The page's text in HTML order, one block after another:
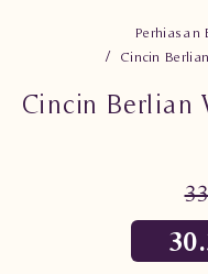
Perhiasan
Cincin
Cincin Berlian